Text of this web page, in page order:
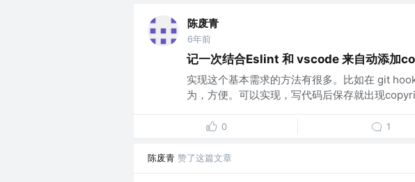
陈废青
6年前
记一次结合Eslint 和 vscode 来自动添加
实现这个基本需求的方法有很多。比如在 git
为，方便。可以实现，写代码后保存就出现
0 1
陈废青 赞了这篇文章